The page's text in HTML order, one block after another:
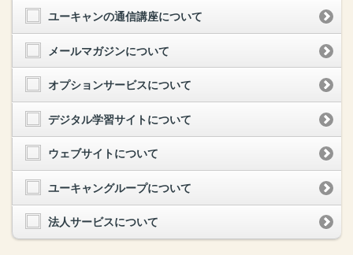
ユーキャンの通信講座について
メールマガジンについて
オプションサービスについて
デジタル学習サイトについて
ウェブサイトについて
ユーキャングループについて
法人サービスについて